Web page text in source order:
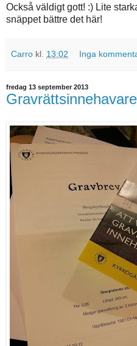
Också väldigt gott! :) Lite
snäppet bättre det här!
Carro kl. 13:02 Inga
fredag 13 september 2013
Gravrättsinnehavare